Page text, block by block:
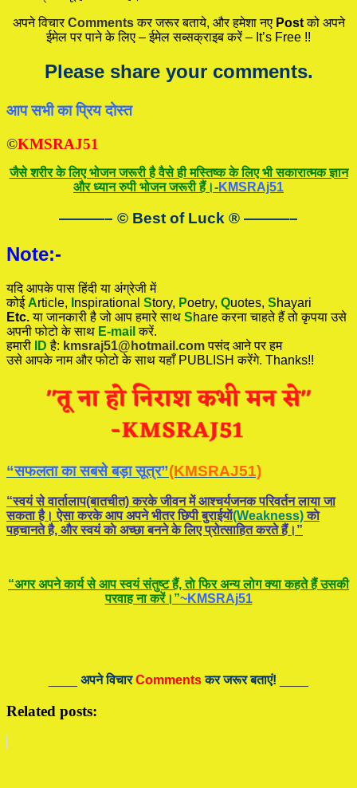
अपने विचारCommentsकर जरूर बताये, और हमेशा नए Postको अपने
ईमेल पर पाने के लिए – ईमेल सब्सक्राइब करें – It’s Free !!
Please share your comments.
आप सभी का प्रिय दोस्त
©KMSRAJ51
जैसे शरीर के लिए भोजन जरूरी है वैसे ही मस्तिष्क के लिए भी सकारात्मक ज्ञान
और ध्यान रुपी भोजन जरूरी हैं।-KMSRAj51
———– © Best of Luck ® ———–
Note:-
यदि आपके पास हिंदी या अंग्रेजी में
कोईArticle, nspirational Story, Poetry, Quotes, Shayari
Etc.या जानकारी है जो आप हमारे साथ Share करना चाहते हैं तो कृपया उसे
अपनी फोटो के साथ E-mail करें.
हमारी
ID है: kmsraj51@hotmail.com पसंद आने पर हम
उसे आपके नाम और फोटो के साथ यहाँ PUBLISH करेंगे. Thanks!!
“सफलता का सबसे बड़ा सूत्र”(KMSRAJ51)
“स्वयं से वार्तालाप(बातचीत) करके जीवन में आश्चर्यजनक परिवर्तन लाया जा
सकता है। ऐसा करके आप अपने भीतर छिपी बुराईयाें(Weakness)काे
पहचानते है, और स्वयं काे अच्छा बनने के लिए प्रोत्साहित करते हैं।”
“अगर अपने कार्य से आप स्वयं संतुष्ट हैं, ताे फिर अन्य लोग क्या कहते हैं उसकी
परवाह ना करें।”~KMSRAj51
अपने विचारCommentsकर जरूर बताएं!
Related posts: